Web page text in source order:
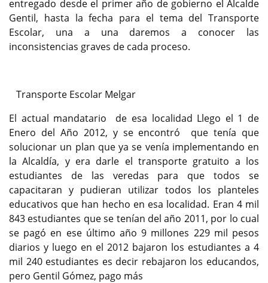
entregado desde el primer año de gobierno el Alcalde
Gentil, hasta la fecha para el tema del Transporte
Escolar, una a una daremos a conocer las
inconsistencias graves de cada proceso.
Transporte Escolar Melgar
El actual mandatario de esa localidad Llego el 1 de
Enero del Año 2012, y se encontró que tenía que
solucionar un plan que ya se venía implementando en
la Alcaldía, y era darle el transporte gratuito a los
estudiantes de las veredas para que todos se
capacitaran y pudieran utilizar todos los planteles
educativos que han hecho en esa localidad. Eran 4 mil
843 estudiantes que se tenían del año 2011, por lo cual
se pagó en ese último año 9 millones 229 mil pesos
diarios y luego en el 2012 bajaron los estudiantes a 4
mil 240 estudiantes es decir rebajaron los educandos,
pero Gentil Gómez, pago más